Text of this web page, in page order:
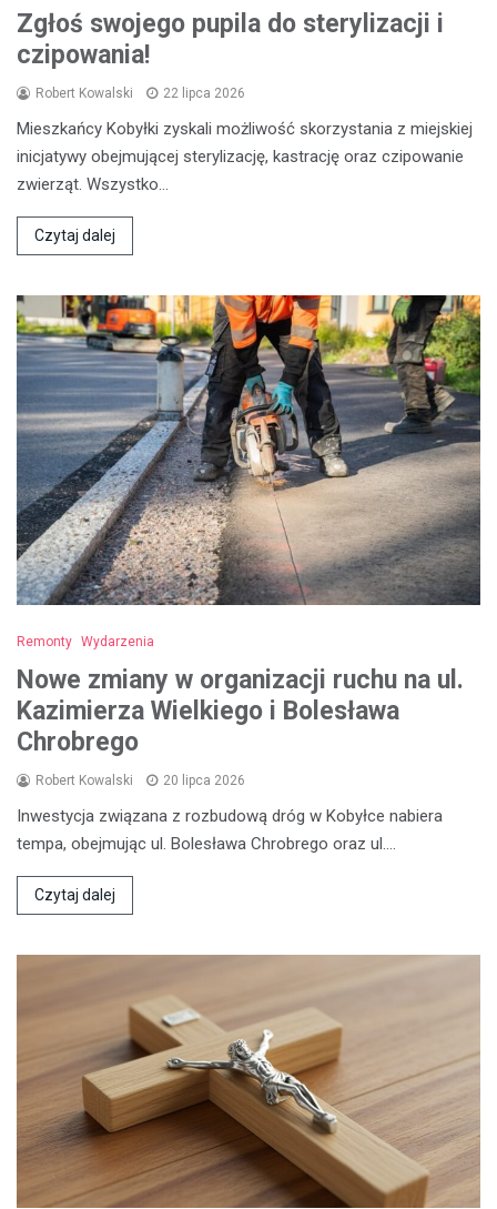
Zgłoś swojego pupila do sterylizacji i
czipowania!
Robert Kowalski 22 lipca 2026
Mieszkańcy Kobyłki zyskali możliwość skorzystania z miejskiej
inicjatywy obejmującej sterylizację, kastrację oraz czipowanie
zwierząt. Wszystko…
Czytaj dalej
Remonty Wydarzenia
Nowe zmiany w organizacji ruchu na ul.
Kazimierza Wielkiego i Bolesława
Chrobrego
Robert Kowalski 20 lipca 2026
Inwestycja związana z rozbudową dróg w Kobyłce nabiera
tempa, obejmując ul. Bolesława Chrobrego oraz ul.…
Czytaj dalej